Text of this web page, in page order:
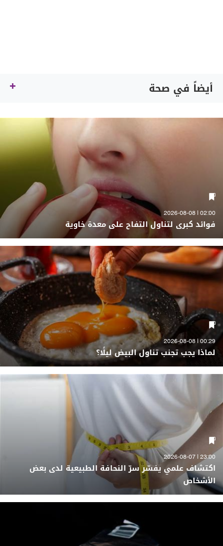
أيضاً في صحة
02:00 | 2026-08-08
فوائد كبرى لتناول التفاح على معدة خاوية
00:29 | 2026-08-08
لماذا يجب تجنب تناول البيض ليلًا؟
23:00 | 2026-08-07
اكتشاف علمي يفسّر سرّ النحافة الطبيعية لدى بعض
الأشخاص